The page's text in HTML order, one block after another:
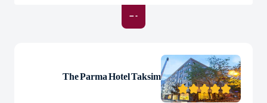
The Parma Hotel Taksim